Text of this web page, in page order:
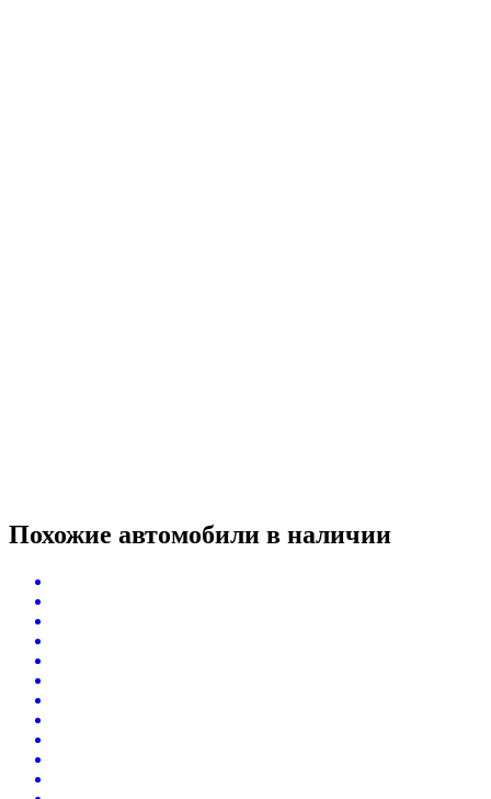
Похожие автомобили в наличии